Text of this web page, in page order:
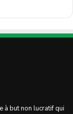
à but non lucratif qui